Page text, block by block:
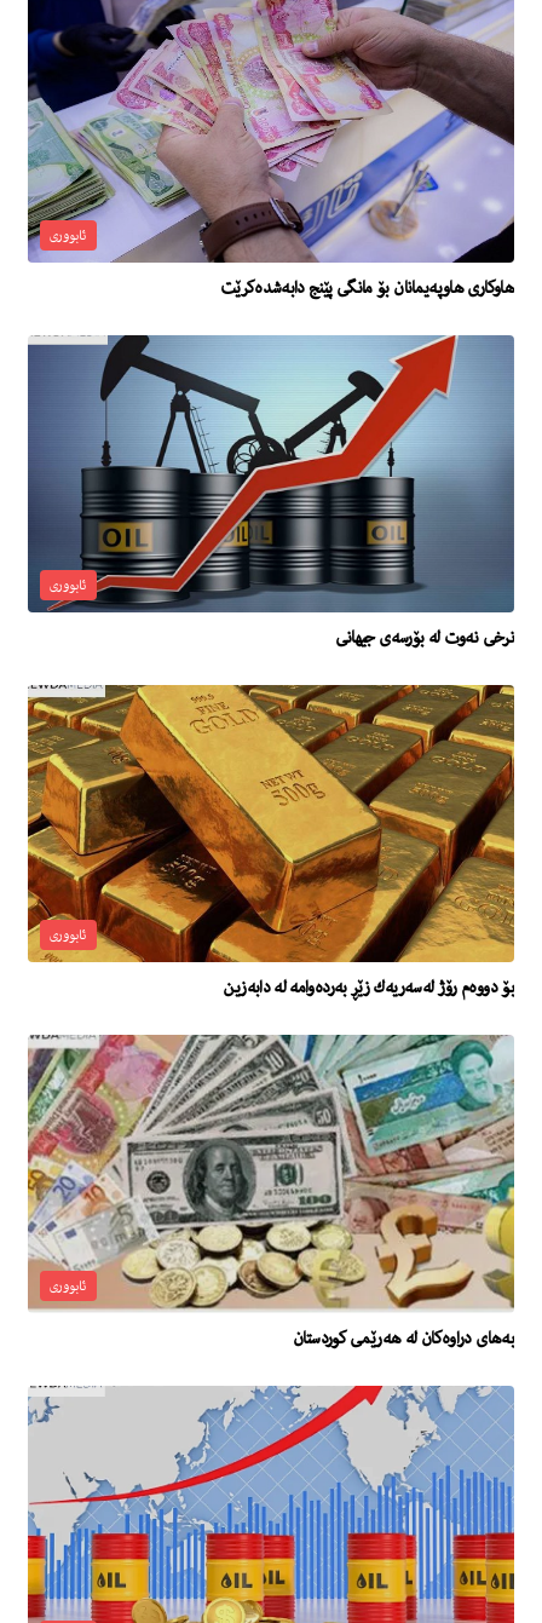
ئابووری
هاوكارى هاوپه‌یمانان بۆ مانگى پێنج دابه‌شده‌كرێت
ئابووری
نرخى نه‌وت له‌ بۆرسه‌ى جیهانی
ئابووری
بۆ دووەم رۆژ لەسەریەك زێڕ بەردەوامە لە دابەزین
ئابووری
بەهای دراوەکان لە هەرێمی کوردستان